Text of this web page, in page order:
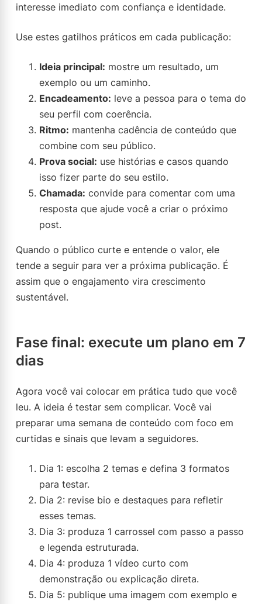
interesse imediato com confiança e identidade.
Use estes gatilhos práticos em cada publicação:
Ideia principal: mostre um resultado, um
exemplo ou um caminho.
Encadeamento: leve a pessoa para o tema do
seu perfil com coerência.
Ritmo: mantenha cadência de conteúdo que
combine com seu público.
Prova social: use histórias e casos quando
isso fizer parte do seu estilo.
Chamada: convide para comentar com uma
resposta que ajude você a criar o próximo
post.
Quando o público curte e entende o valor, ele
tende a seguir para ver a próxima publicação. É
assim que o engajamento vira crescimento
sustentável.
Fase final: execute um plano em 7
dias
Agora você vai colocar em prática tudo que você
leu. A ideia é testar sem complicar. Você vai
preparar uma semana de conteúdo com foco em
curtidas e sinais que levam a seguidores.
Dia 1: escolha 2 temas e defina 3 formatos
para testar.
Dia 2: revise bio e destaques para refletir
esses temas.
Dia 3: produza 1 carrossel com passo a passo
e legenda estruturada.
Dia 4: produza 1 vídeo curto com
demonstração ou explicação direta.
Dia 5: publique uma imagem com exemplo e